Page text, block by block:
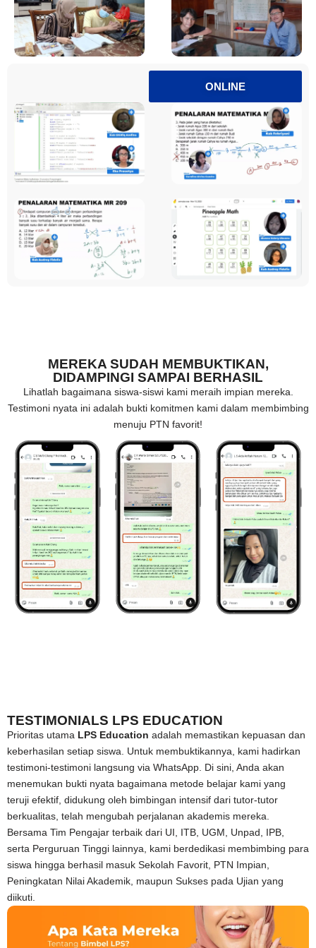
ONLINE
MEREKA SUDAH MEMBUKTIKAN,
DIDAMPINGI SAMPAI BERHASIL
Lihatlah bagaimana siswa-siswi kami meraih impian mereka.
Testimoni nyata ini adalah bukti komitmen kami dalam membimbing
menuju PTN favorit!
TESTIMONIALS LPS EDUCATION
Prioritas utama LPS Education adalah memastikan kepuasan dan
keberhasilan setiap siswa. Untuk membuktikannya, kami hadirkan
testimoni-testimoni langsung via WhatsApp. Di sini, Anda akan
menemukan bukti nyata bagaimana metode belajar kami yang
teruji efektif, didukung oleh bimbingan intensif dari tutor-tutor
berkualitas, telah mengubah perjalanan akademis mereka.
Bersama Tim Pengajar terbaik dari UI, ITB, UGM, Unpad, IPB,
serta Perguruan Tinggi lainnya, kami berdedikasi membimbing para
siswa hingga berhasil masuk Sekolah Favorit, PTN Impian,
Peningkatan Nilai Akademik, maupun Sukses pada Ujian yang
diikuti.